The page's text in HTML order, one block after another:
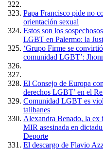
Papa Francisco pide no
orientación sexual
Estos son los
LGBT en Palermo: la
‘Grupo Firme se
comunidad LGBT’:
El Consejo de Europa
derechos LGBT’ en el
Comunidad LGBT es
talibanes
Alexandra Benado, la ex
MIR asesinada en
Deporte
El descargo de Flavio